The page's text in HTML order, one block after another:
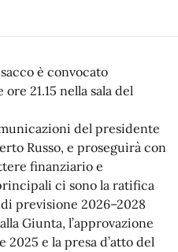
è convocato
21.15 nella sala del
del presidente
Russo, e proseguirà con
finanziario e
ci sono la ratifica
previsione 2026–2028
Giunta, l’approvazione
e la presa d’atto del